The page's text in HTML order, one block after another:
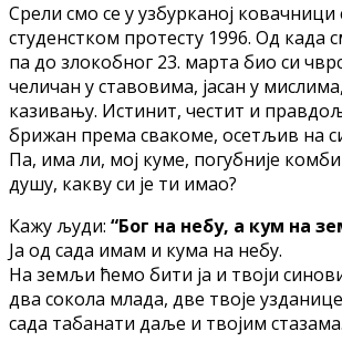
Срели смо се у узбурканој ковачници
студенстком протесту 1996. Од када
па до злокобног 23. марта био си
челичан у ставовима, јасан у
казивању. Истинит, честит и
брижан према свакоме, осетљив на
Па, има ли, мој куме, погубније
душу, какву си је ти имао?
Кажу људи: “Бог на небу, а кум на
Ја од сада имам и кума на небу.
На земљи ћемо бити ја и твоји
два сокола млада, две твоје
сада табанати даље и твојим стазама.